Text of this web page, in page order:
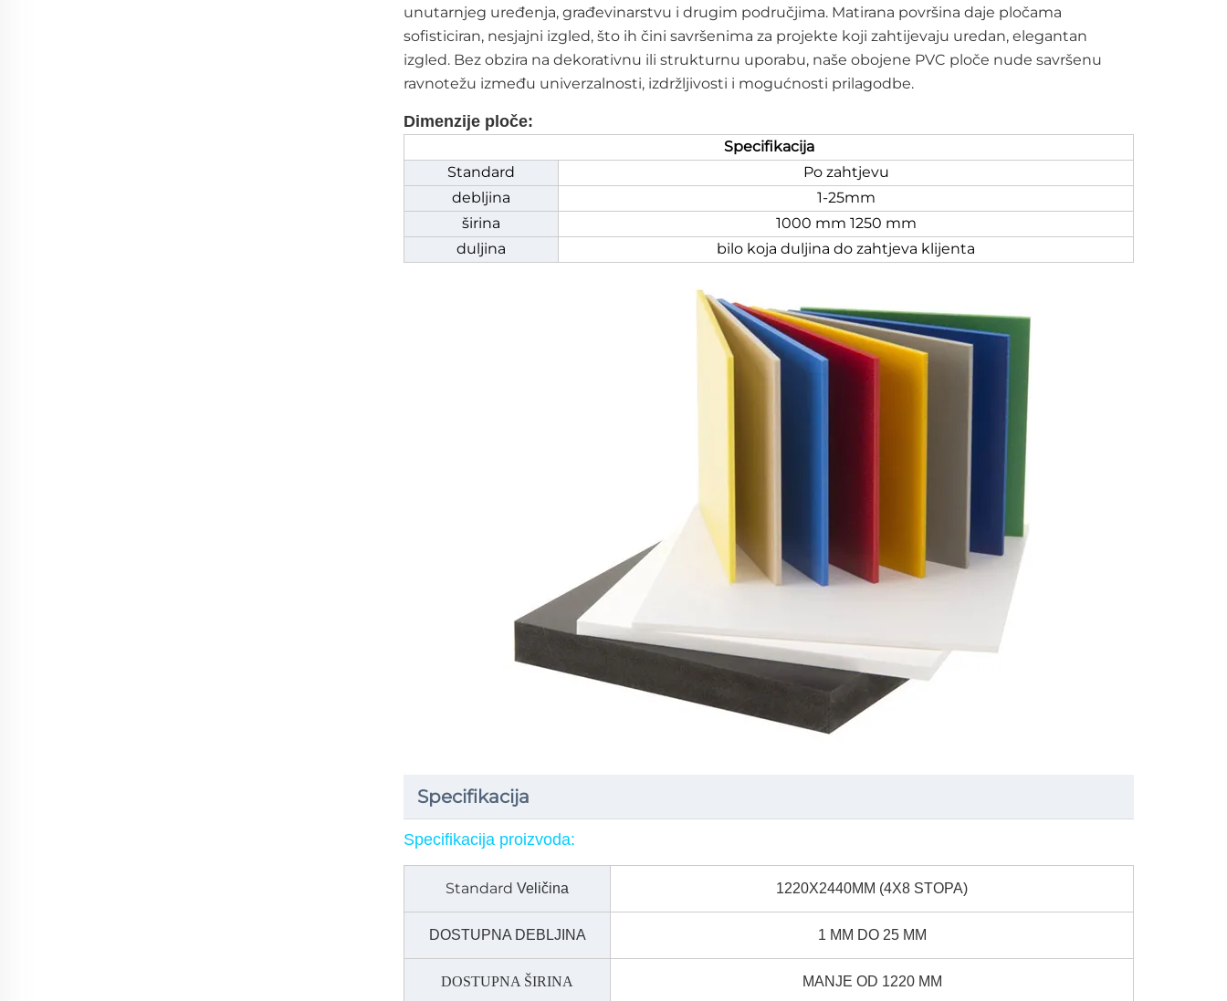
unutarnjeg uređenja, građevinarstvu i drugim područjima. Matirana površina daje pločama
sofisticiran, nesjajni izgled, što ih čini savršenima za projekte koji zahtijevaju uredan, elegantan
izgled. Bez obzira na dekorativnu ili strukturnu uporabu, naše obojene PVC ploče nude savršenu
ravnotežu između univerzalnosti, izdržljivosti i mogućnosti prilagodbe.
Dimenzije ploče:
Specifikacija
Standard
Po zahtjevu
debljina
1-25mm
širina
1000 mm 1250 mm
duljina
bilo koja duljina do zahtjeva klijenta
Specifikacija
Specifikacija proizvoda:
Standard Veličina 1220X2440MM (4X8 STOPA)
DOSTUPNA DEBLJINA 1 MM DO 25 MM
DOSTUPNA ŠIRINA MANJE OD 1220 MM